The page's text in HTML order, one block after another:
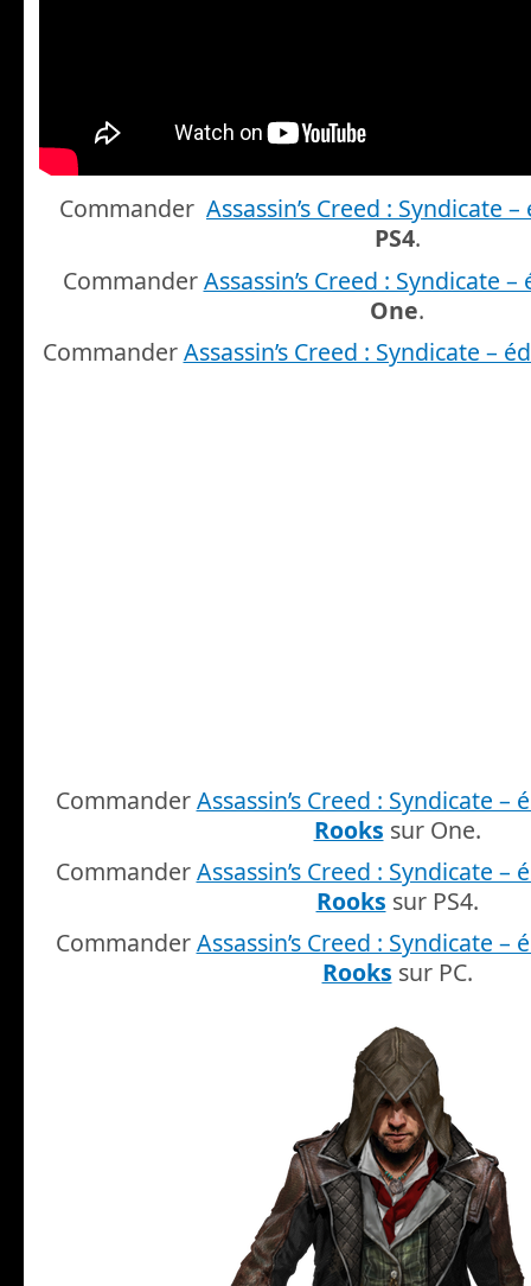
Commander Assassin’s Creed : Syndicate
PS4.
CommanderAssassin’s Creed : Syndicate
One.
CommanderAssassin’s Creed : Syndicate –
CommanderAssassin’s Creed : Syndicate
Rooks sur One.
CommanderAssassin’s Creed : Syndicate
Rooks sur PS4.
CommanderAssassin’s Creed : Syndicate
Rooks sur PC.